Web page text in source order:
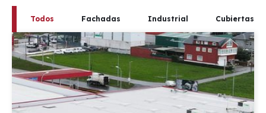
Todos Fachadas Industrial Cubiertas